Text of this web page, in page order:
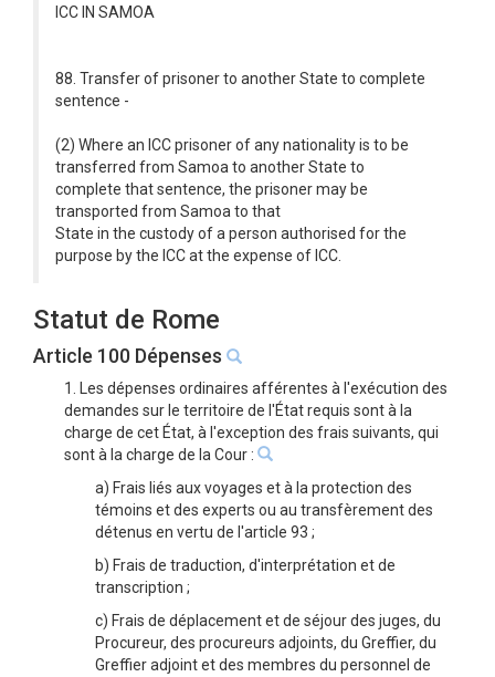
ICC IN SAMOA
88. Transfer of prisoner to another State to complete
sentence -
(2) Where an ICC prisoner of any nationality is to be
transferred from Samoa to another State to
complete that sentence, the prisoner may be
transported from Samoa to that
State in the custody of a person authorised for the
purpose by the ICC at the expense of ICC.
Statut de Rome
Article 100 Dépenses
1. Les dépenses ordinaires afférentes à l'exécution des
demandes sur le territoire de l'État requis sont à la
charge de cet État, à l'exception des frais suivants, qui
sont à la charge de la Cour :
a) Frais liés aux voyages et à la protection des
témoins et des experts ou au transfèrement des
détenus en vertu de l'article 93 ;
b) Frais de traduction, d'interprétation et de
transcription ;
c) Frais de déplacement et de séjour des juges, du
Procureur, des procureurs adjoints, du Greffier, du
Greffier adjoint et des membres du personnel de